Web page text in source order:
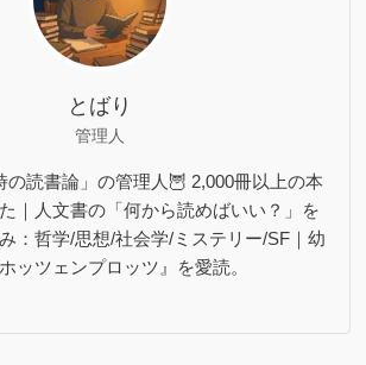
とばり
管理人
の読書論」の管理人🦉 2,000冊以上の本
｜人文書の「何から読めばいい？」を
：哲学/思想/社会学/ミステリー/SF｜幼
ッツェンプロッツ』を愛読。